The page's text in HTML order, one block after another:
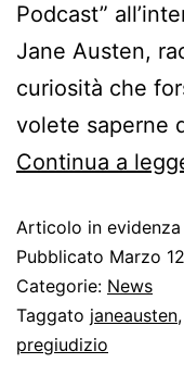
Podcast”
Jane Austen,
curiosità che
volete saperne
Continua a
Articolo in evidenza
Pubblicato Marzo
Categorie: News
Taggato janeausten,
pregiudizio